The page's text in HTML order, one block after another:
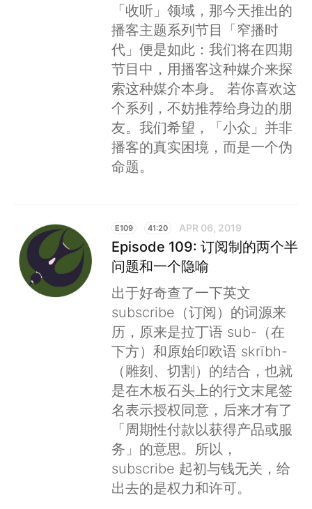
「收听」领域，那今天推出的
播客主题系列节目「窄播时
代」便是如此：我们将在四期
节目中，用播客这种媒介来探
索这种媒介本身。 若你喜欢这
个系列，不妨推荐给身边的朋
友。我们希望，「小众」并非
播客的真实困境，而是一个伪
命题。
E109 41:20 APR 06, 2019
Episode 109: 订阅制的两个半
问题和一个隐喻
出于好奇查了一下英文
subscribe（订阅）的词源来
历，原来是拉丁语 sub-（在
下方）和原始印欧语 skrībh-
（雕刻、切割）的结合，也就
是在木板石头上的行文末尾签
名表示授权同意，后来才有了
「周期性付款以获得产品或服
务」的意思。所以，
subscribe 起初与钱无关，给
出去的是权力和许可。